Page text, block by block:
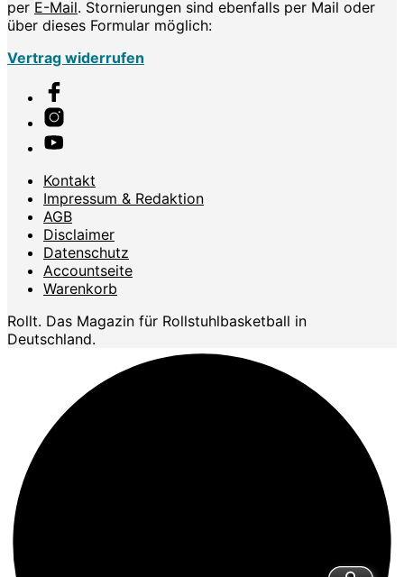
per E-Mail. Stornierungen sind ebenfalls per Mail oder
über dieses Formular möglich:
Vertrag widerrufen
Kontakt
Impressum & Redaktion
AGB
Disclaimer
Datenschutz
Accountseite
Warenkorb
Rollt. Das Magazin für Rollstuhlbasketball in
Deutschland.